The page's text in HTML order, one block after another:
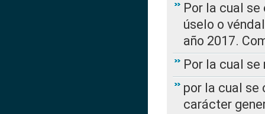
Por la cual
úselo o
año 2017.
Por la cual se
por la cual se
carácter